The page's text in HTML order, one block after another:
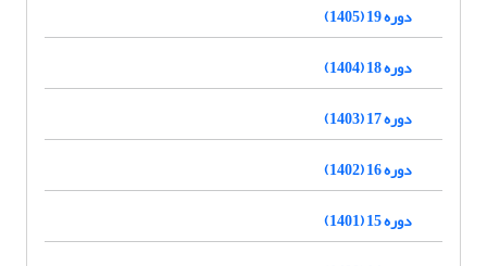
دوره 19 (1405)
دوره 18 (1404)
دوره 17 (1403)
دوره 16 (1402)
دوره 15 (1401)